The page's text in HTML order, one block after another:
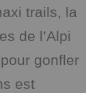
trails, la
de l’Alpi
gonfler
est